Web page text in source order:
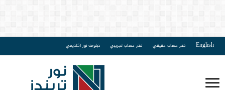
English فتح حساب حقيقي فتح حساب تجريبي دبلومة نور اكاديمي